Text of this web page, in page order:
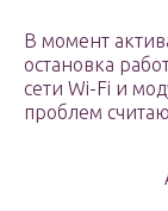
В момент
остановка
сети Wi-Fi и
проблем